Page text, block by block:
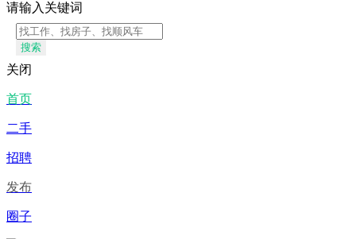
请输入关键词
搜索
关闭
首页
二手
招聘
发布
圈子